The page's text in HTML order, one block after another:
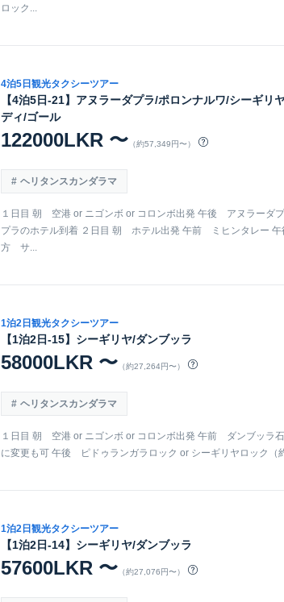
ロック...
4泊5日観光タクシーツアー
【4泊5日-21】アヌラーダプラ/ポロンナルワ/シーギリ
ディ/ゴール
122000LKR 〜 （約57,349円〜）
ヘリタンスカンダラマ
１日目 朝 空港 or ニゴンボ or コロンボ出発 午後 アヌラーダ
プラのホテル到着 ２日目 朝 ホテル出発 午前 ミヒンタレー
方 サ...
1泊2日観光タクシーツアー
【1泊2日-15】シーギリヤ/ダンブッラ
58000LKR 〜 （約27,264円〜）
ヘリタンスカンダラマ
１日目 朝 空港 or ニゴンボ or コロンボ出発 午前 ダンブッラ
に変更も可 午後 ピドゥランガラロック or シーギリヤロック（
1泊2日観光タクシーツアー
【1泊2日-14】シーギリヤ/ダンブッラ
57600LKR 〜 （約27,076円〜）